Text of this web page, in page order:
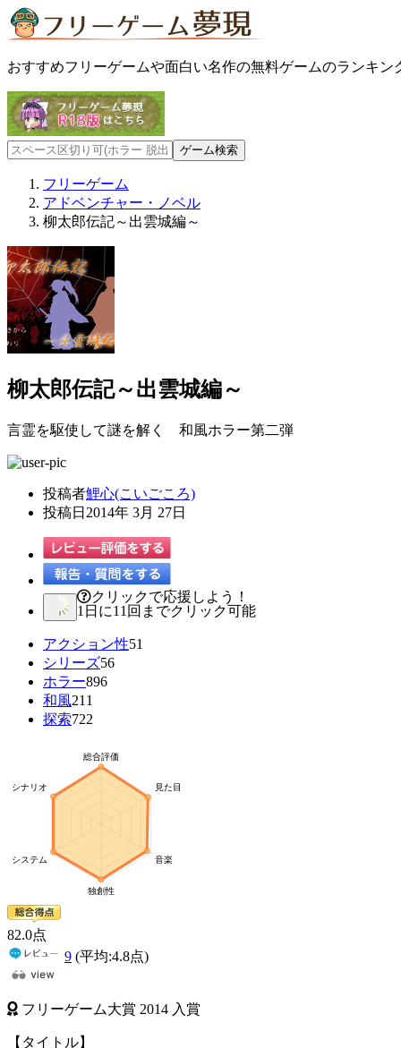
おすすめフリーゲームや面白い名作の無料ゲームのランキン
フリーゲーム
アドベンチャー・ノベル
柳太郎伝記～出雲城編～
柳太郎伝記～出雲城編～
言霊を駆使して謎を解く 和風ホラー第二弾
投稿者鯉心(こいごころ)
投稿日 2014年 3月 27日
クリックで応援しよう！
1日に11回までクリック可能
アクション性51
シリーズ56
ホラー896
和風211
探索722
82.0点
9 (平均:4.8点)
フリーゲーム大賞 2014 入賞
【タイトル】